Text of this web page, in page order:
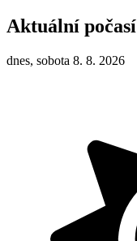
Aktuální počasí
dnes, sobota 8. 8. 2026